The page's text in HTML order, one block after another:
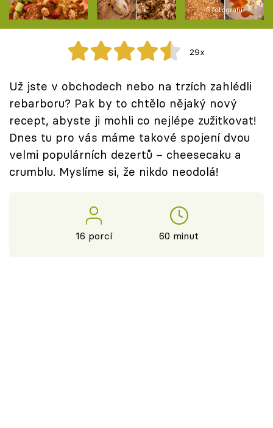
Těhotnej kuchař
Sledujte prima+
Přihlášení
Sledujte nás
6 fotografií
29x
Už jste v obchodech nebo na trzích zahlédli
rebarboru? Pak by to chtělo nějaký nový
recept, abyste ji mohli co nejlépe zužitkovat!
Dnes tu pro vás máme takové spojení dvou
velmi populárních dezertů – cheesecaku a
crumblu. Myslíme si, že nikdo neodolá!
16 porcí 60 minut